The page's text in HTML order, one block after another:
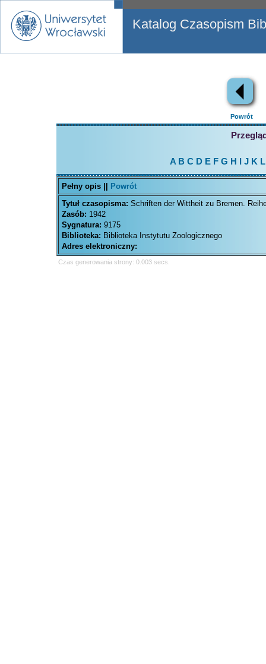
Katalog Czasopism
Powrót
A B C D EFG H J K L
Pełny opis ||
Powrót
Tytuł czasopisma: Schriften der Wittheit zu Bremen.
Zasób: 1942
Sygnatura: 9175
Biblioteka: Biblioteka Instytutu Zoologicznego
Adres elektroniczny:
Czas generowania strony: 0.003 secs.